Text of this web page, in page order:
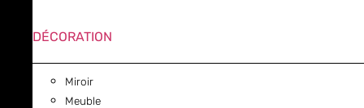
DÉCORATION
Miroir
Meuble